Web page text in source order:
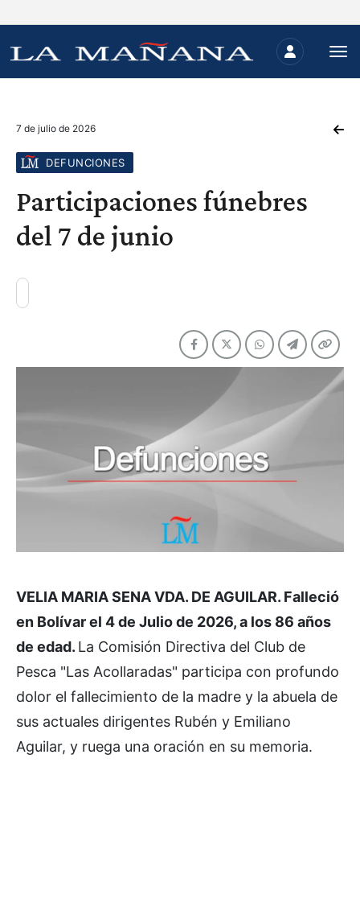
7 de julio de 2026
DEFUNCIONES
Participaciones fúnebres
del 7 de junio
VELIA MARIA SENA VDA. DE AGUILAR. Falleció
en Bolívar el 4 de Julio de 2026, a los 86 años
de edad. La Comisión Directiva del Club de
Pesca "Las Acollaradas" participa con profundo
dolor el fallecimiento de la madre y la abuela de
sus actuales dirigentes Rubén y Emiliano
Aguilar, y ruega una oración en su memoria.